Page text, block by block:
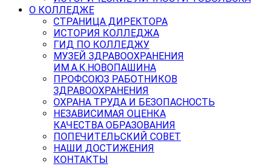
О КОЛЛЕДЖЕ
СТРАНИЦА ДИРЕКТОРА
ИСТОРИЯ КОЛЛЕДЖА
ГИД ПО КОЛЛЕДЖУ
МУЗЕЙ ЗДРАВООХРАНЕНИЯ
ИМ.А.К.НОВОПАШИНА
ПРОФСОЮЗ РАБОТНИКОВ
ЗДРАВООХРАНЕНИЯ
ОХРАНА ТРУДА И БЕЗОПАСНОСТЬ
НЕЗАВИСИМАЯ ОЦЕНКА
КАЧЕСТВА ОБРАЗОВАНИЯ
ПОПЕЧИТЕЛЬСКИЙ СОВЕТ
НАШИ ДОСТИЖЕНИЯ
КОНТАКТЫ